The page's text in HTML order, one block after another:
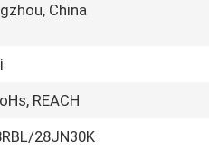
China
REACH
28JN30K